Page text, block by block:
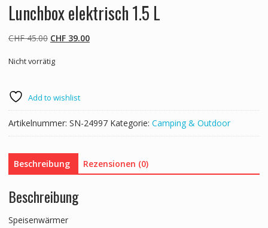
Lunchbox elektrisch 1.5 L
CHF45.00 Ursprünglicher
war:
CHF39.00Aktueller
Nicht vorrätig
Add to wishlist
Artikelnummer: SN-24997 Kategorie: Camping & Outdoor
Beschreibung Rezensionen (0)
Beschreibung
Speisenwärmer